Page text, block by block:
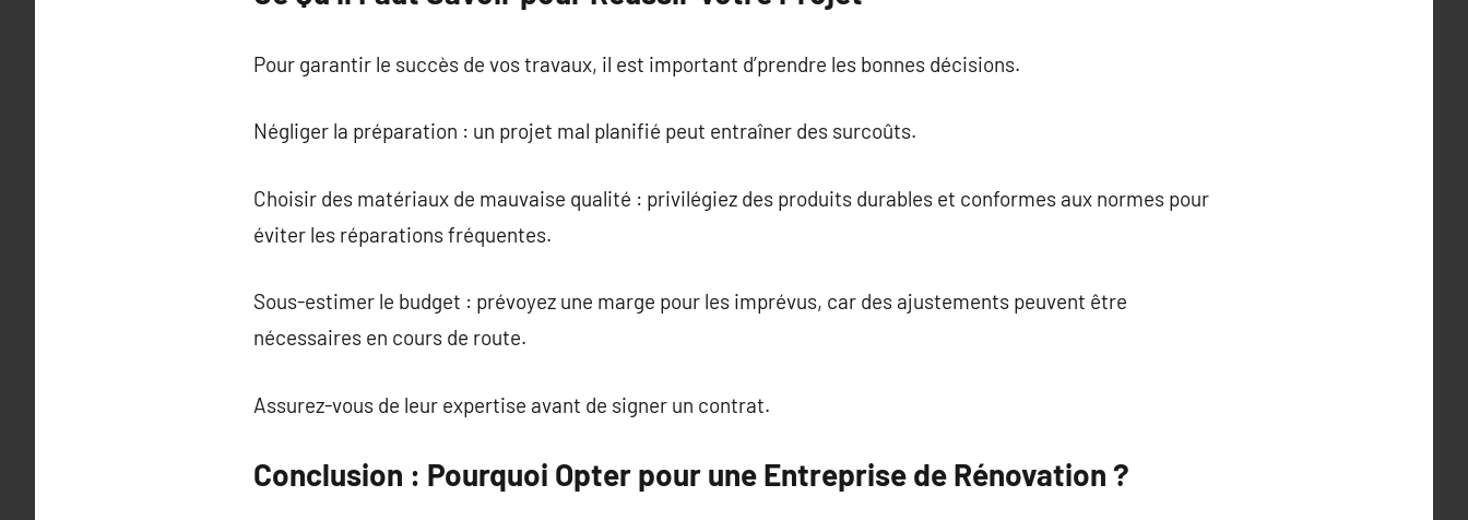
Pour garantir le succès de vos travaux, il est important d’prendre les bonnes décisions.
Négliger la préparation : un projet mal planifié peut entraîner des surcoûts.
Choisir des matériaux de mauvaise qualité : privilégiez des produits durables et conformes aux normes pour
éviter les réparations fréquentes.
Sous-estimer le budget : prévoyez une marge pour les imprévus, car des ajustements peuvent être
nécessaires en cours de route.
Assurez-vous de leur expertise avant de signer un contrat.
Conclusion : Pourquoi Opter pour une Entreprise de Rénovation ?